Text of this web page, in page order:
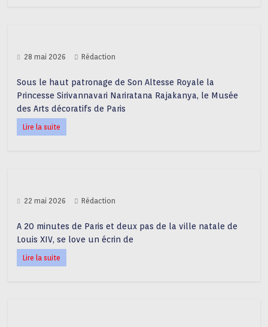
28 mai 2026 Rédaction
Sous le haut patronage de Son Altesse Royale la
Princesse Sirivannavari Nariratana Rajakanya, le Musée
des Arts décoratifs de Paris
Lire la suite
22 mai 2026 Rédaction
A 20 minutes de Paris et deux pas de la ville natale de
Louis XIV, se love un écrin de
Lire la suite